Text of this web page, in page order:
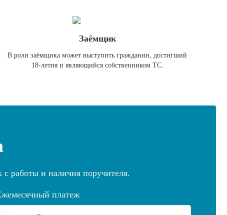
Заёмщик
В роли заёмщика может выступить гражданин, достигший
18-летия и являющийся собственником ТС.
работы и наличия поручителя.
платеж